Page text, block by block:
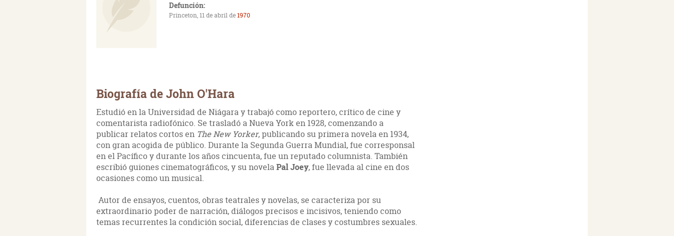
Defunción:
Princeton, 11 de abril de1970
Biografía de John O'Hara
Estudió en la Universidad de Niágara y trabajó como reportero, crítico de cine y
comentarista radiofónico. Se trasladó a Nueva York en 1928, comenzando a
publicar relatos cortos en The New Yorker, publicando su primera novela en 1934,
con gran acogida de público. Durante la Segunda Guerra Mundial, fue corresponsal
en el Pacífico y durante los años cincuenta, fue un reputado columnista. También
escribió guiones cinematográficos, y su novelaPal Joey, fue llevada al cine en dos
ocasiones como un musical.
Autor de ensayos, cuentos, obras teatrales y novelas, se caracteriza por su
extraordinario poder de narración, diálogos precisos e incisivos, teniendo como
temas recurrentes la condición social, diferencias de clases y costumbres sexuales.